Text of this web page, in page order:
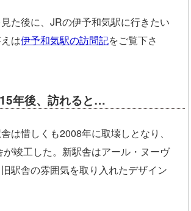
た後に、JRの伊予和気駅に行きたい
は伊予和気駅の訪問記をご覧下さ
年後、訪れると…
は惜しくも2008年に取壊しとなり、
竣工した。新駅舎はアール・ヌーヴ
駅舎の雰囲気を取り入れたデザイン